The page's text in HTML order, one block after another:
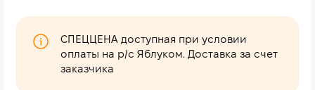
СПЕЦЦЕНА доступная при условии
оплаты на р/с Яблуком. Доставка за счет
заказчика